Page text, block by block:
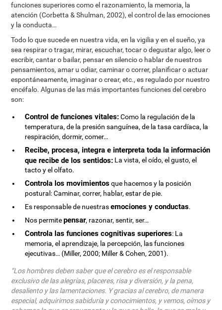
funciones superiores como el razonamiento, la memoria, la
atención (Corbetta & Shulman, 2002), el control de las emociones
y la conducta…
Todo lo que sucede en nuestra vida, en la vigilia y en el sueño, ya
sea respirar o tragar, mirar, escuchar, tocar o degustar algo, leer o
escribir, cantar o bailar, pensar en silencio o hablar de nuestros
pensamientos, amar u odiar, caminar o correr, planificar o actuar
espontáneamente, imaginar o crear, etc., es regulado por nuestro
encéfalo. Algunas de las más importantes funciones del cerebro
son:
Control de funciones vitales:Como la regulación de la
temperatura, de la presión sanguínea, de la tasa cardíaca, la
respiración, dormir, comer…
Recibe, procesa, integra e interpreta toda la información
que recibe de los sentidos: La vista, el oído, el gusto, el
tacto y el olfato.
Controla los movimientosque hacemos y la posición
postural: Caminar, correr, hablar, estar de pie.
Es responsable de nuestrasemociones y conductas.
Nos permitepensar, razonar, sentir, ser…
Controla las funciones cognitivas superiores: La
memoria, el aprendizaje, la percepción, las funciones
ejecutivas… (Miller, 2000; Miller & Cohen, 2001).
“Los hombres deben saber que el cerebro es el responsable
exclusivo de las alegrías, placeres, risa y diversión, y la pena,
desaliento y las lamentaciones. Y gracias al cerebro, de manera
especial, adquirimos sabiduría y conocimientos, y vemos, oímos y